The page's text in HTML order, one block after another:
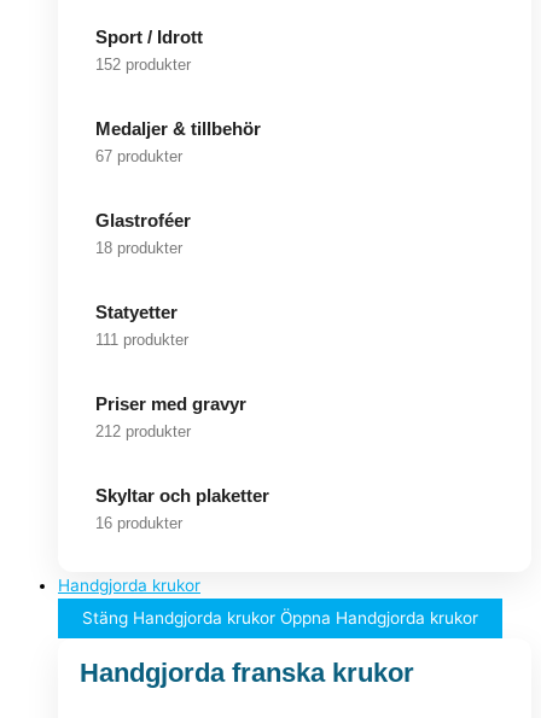
Sport / Idrott
152 produkter
Medaljer & tillbehör
67 produkter
Glastroféer
18 produkter
Statyetter
111 produkter
Priser med gravyr
212 produkter
Skyltar och plaketter
16 produkter
Handgjorda krukor
Stäng Handgjorda krukor Öppna Handgjorda krukor
Handgjorda franska krukor